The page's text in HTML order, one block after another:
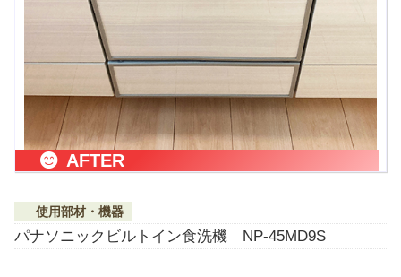
AFTER
使用部材・機器
パナソニックビルトイン食洗機 NP-45MD9S